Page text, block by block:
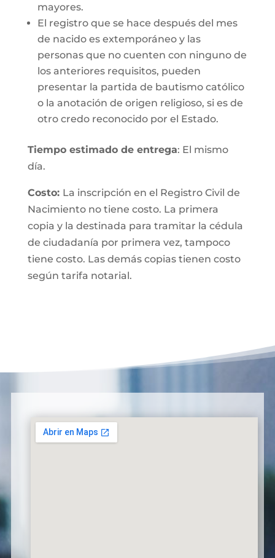
mayores.
El registro que se hace después del mes
de nacido es extemporáneo y las
personas que no cuenten con ninguno de
los anteriores requisitos, pueden
presentar la partida de bautismo católico
o la anotación de origen religioso, si es de
otro credo reconocido por el Estado.
Tiempo estimado de entrega: El mismo
día.
Costo: La inscripción en el Registro Civil de
Nacimiento no tiene costo. La primera
copia y la destinada para tramitar la cédula
de ciudadanía por primera vez, tampoco
tiene costo. Las demás copias tienen costo
según tarifa notarial.